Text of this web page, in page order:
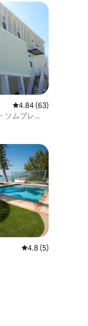
レビュー63件、5つ星
4.84 (63)
ソムブレ
レビュー5件、5つ
4.8 (5)